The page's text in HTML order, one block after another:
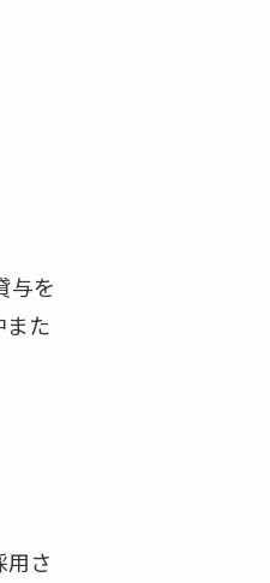
与を
また
用さ